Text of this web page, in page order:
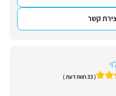
קשר
( 33 חוות דעת )